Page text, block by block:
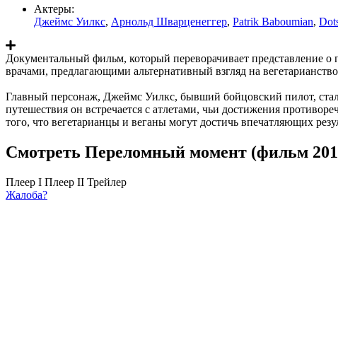
Актеры:
Джеймс Уилкс, Арнольд Шварценеггер, Patrik Baboumian,
Документальный фильм, который переворачивает представление
врачами, предлагающими альтернативный взгляд на
Главный персонаж, Джеймс Уилкс, бывший бойцовский пилот,
путешествия он встречается с атлетами, чьи достижения
того, что вегетарианцы и веганы могут достичь впечатляющих
Смотреть Переломный момент (фильм
Плеер I Плеер II Трейлер
Жалоба?